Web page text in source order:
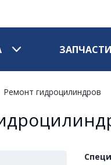
Ремонт гидроцилиндров